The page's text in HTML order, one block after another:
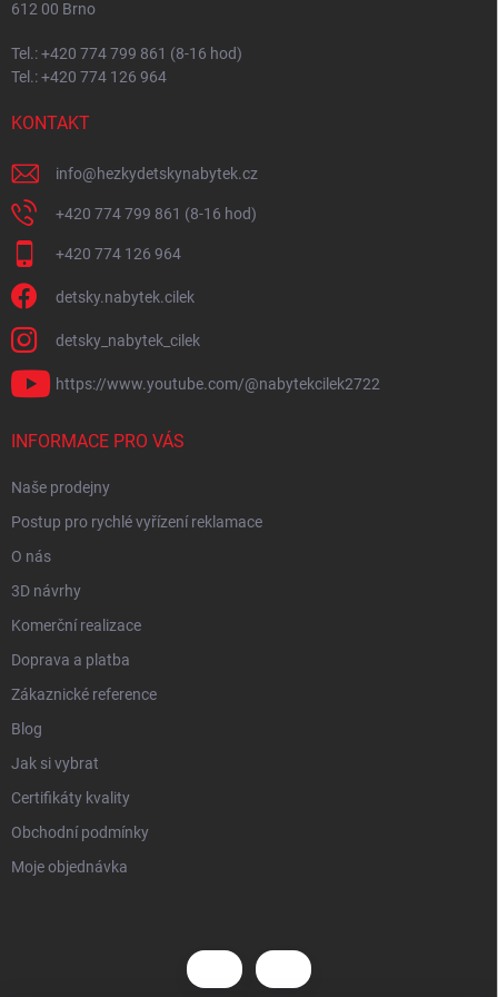
612 00 Brno
Tel.: +420 774 799 861 (8-16 hod)
Tel.: +420 774 126 964
KONTAKT
info@hezkydetskynabytek.cz
+420 774 799 861 (8-16 hod)
+420 774 126 964
detsky.nabytek.cilek
detsky_nabytek_cilek
https://www.youtube.com/@nabytekcilek2722
INFORMACE PRO VÁS
Naše prodejny
Postup pro rychlé vyřízení reklamace
O nás
3D návrhy
Komerční realizace
Doprava a platba
Zákaznické reference
Blog
Jak si vybrat
Certifikáty kvality
Obchodní podmínky
Moje objednávka